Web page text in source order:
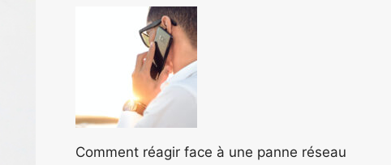
Comment réagir face à une panne réseau